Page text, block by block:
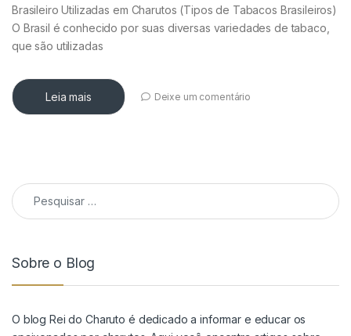
Brasileiro Utilizadas em Charutos (Tipos de Tabacos Brasileiros)
O Brasil é conhecido por suas diversas variedades de tabaco,
que são utilizadas
Leia mais Deixe um comentário
Pesquisar por:
Sobre o Blog
O blog Rei do Charuto é dedicado a informar e educar os